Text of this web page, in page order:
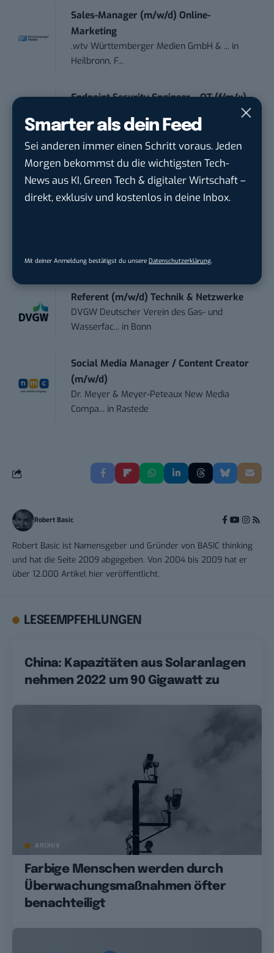
Smarter als dein Feed
Sei anderen immer einen Schritt voraus. Jeden
Morgen bekommst du die wichtigsten Tech-
News aus KI, Green Tech & digitaler Wirtschaft –
direkt, exklusiv und kostenlos in deine Inbox.
Mit deiner Anmeldung bestätigst du unsere Datenschutzerklärung
Sales-Manager (m/w/d) Online-
Marketing
.wtv Württemberger Medien GmbH & ... in
Heilbronn, F...
Endpoint Security Engineer – OT (f/m/x)
Oberkochen (Baden-Württemberg),
München
Content Manager Agrar (m/w/d)
befristet aufgr...
Josera Erbacher Service GmbH & Co...in
BANNERKÖNIG GmbHinGelsenkirchen
Referent (m/w/d) Technik & Netzwerke
DVGW Deutscher Verein des Gas- und
Wasserfac... in Bonn
Social Media Manager / Content Creator
(m/w/d)
Dr. Meyer & Meyer-Peteaux New Media
Compa... in Rastede
Robert Basic
Robert Basic ist Namensgeber und Gründer von BASIC thinking
und hat die Seite 2009 abgegeben. Von 2004 bis 2009 hat er
über 12.000 Artikel hier veröffentlicht.
LESEEMPFEHLUNGEN
China: Kapazitäten aus Solaranlagen
nehmen 2022 um 90 Gigawatt zu
ARCHIV
Farbige Menschen werden durch
Überwachungsmaßnahmen öfter
benachteiligt